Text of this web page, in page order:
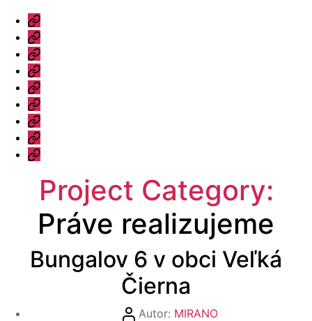
Úvod
Ponuka
Katalóg
Vzorový
dom
Informácie
Naše
výhody
Blog
Otázky
a
Kontakt
Project Category:
Práve realizujeme
Bungalov 6 v obci Veľká
Čierna
AutorAutor: MIRANO